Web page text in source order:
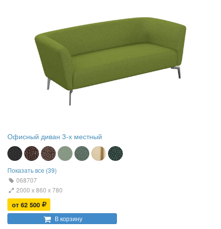
Офисный диван 3-х местный
Показать все (39)
068707
2000 х 860 х 780
от 62 500
В корзину